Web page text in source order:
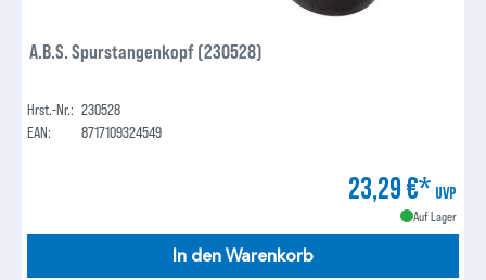
A.B.S. Spurstangenkopf (230528)
Hrst.-Nr.: 230528
EAN:
8717109324549
23,29 €* UVP
Auf Lager
In den Warenkorb